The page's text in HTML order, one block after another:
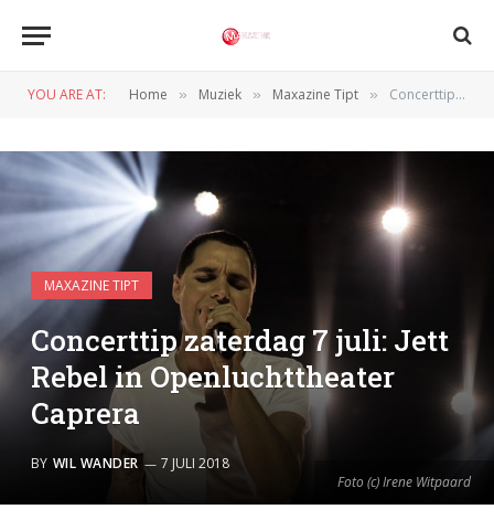
YOU ARE AT: Home » Muziek » Maxazine Tipt » Concerttip zaterdag 7 juli: Jett Rebel in Openluchttheater Caprera
Foto (c) Irene Witpaard
MAXAZINE TIPT
Concerttip zaterdag 7 juli: Jett
Rebel in Openluchttheater
Caprera
BY WIL WANDER 7 JULI 2018